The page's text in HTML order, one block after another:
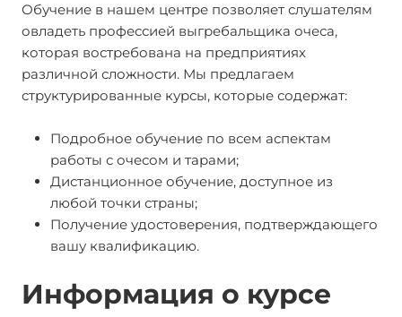
Обучение в нашем центре позволяет слушателям
овладеть профессией выгребальщика очеса,
которая востребована на предприятиях
различной сложности. Мы предлагаем
структурированные курсы, которые содержат:
Подробное обучение по всем аспектам
работы с очесом и тарами;
Дистанционное обучение, доступное из
любой точки страны;
Получение удостоверения, подтверждающего
вашу квалификацию.
Информация о курсе